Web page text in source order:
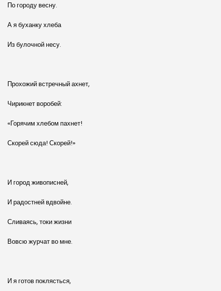
По городу весну.
А я буханку хлеба
Из булочной несу.
Прохожий встречный ахнет,
Чирикнет воробей:
«Горячим хлебом пахнет!
Скорей сюда! Скорей!»
И город живописней,
И радостней вдвойне.
Сливаясь, токи жизни
Вовсю журчат во мне.
И я готов поклясться,